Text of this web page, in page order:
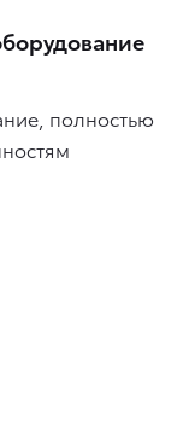
полностью